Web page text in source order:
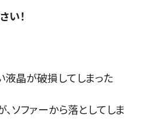
い！
液晶が破損してしまった
ソファーから落としてしま